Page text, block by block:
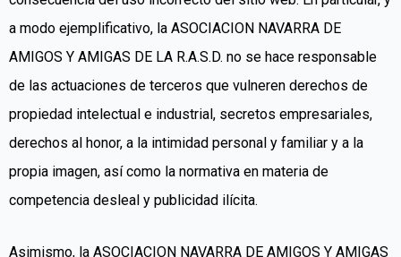
a modo ejemplificativo, la ASOCIACION NAVARRA DE
AMIGOS Y AMIGAS DE LA R.A.S.D. no se hace responsable
de las actuaciones de terceros que vulneren derechos de
propiedad intelectual e industrial, secretos empresariales,
derechos al honor, a la intimidad personal y familiar y a la
propia imagen, así como la normativa en materia de
competencia desleal y publicidad ilícita.
Asimismo, la ASOCIACION NAVARRA DE AMIGOS Y AMIGAS